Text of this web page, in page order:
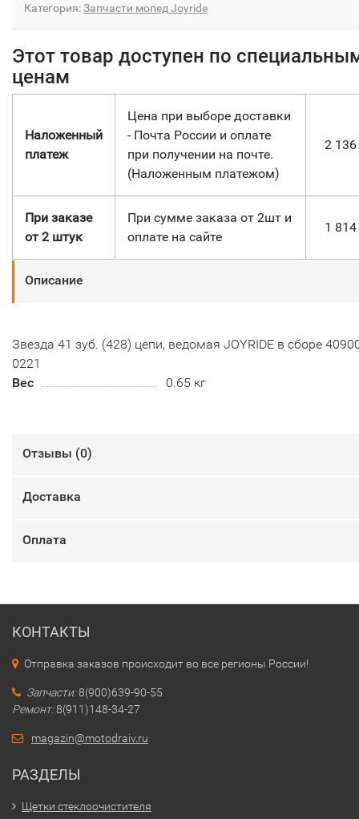
Категория:Запчасти мопед Joyride
Этот товар доступен по
ценам
Наложенный
платеж
Цена при выборе доставки
- Почта России и оплате
при получении на почте.
(Наложенным платежом)
2 136
При заказе
от 2 штук
При сумме заказа от 2шт и
оплате на сайте
1 814
Описание
Звезда 41 зуб. (428) цепи, ведомая JOYRIDE в сборе
0221
Вес
0.65 кг
Отзывы (0)
Доставка
Оплата
КОНТАКТЫ
Отправка заказов происходит во все регионы России!
Запчасти:8(900)639-90-55
Ремонт:8(911)148-34-27
magazin@motodraiv.ru
РАЗДЕЛЫ
Щетки стеклоочистителя